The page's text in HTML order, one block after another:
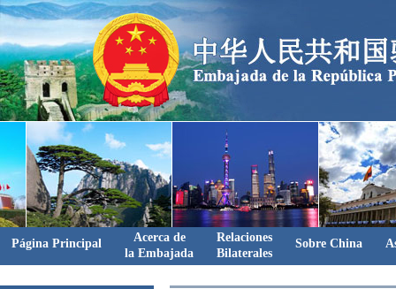
Página Principal
Acerca de
la Embajada
Relaciones
Bilaterales
Sobre China